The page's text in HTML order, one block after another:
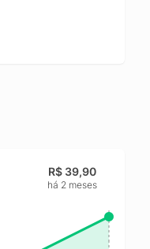
R$ 39,90
há 2 meses